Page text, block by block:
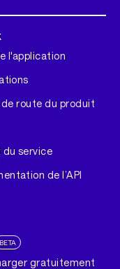
l'application
de route du produit
service
de l’API
BETA
gratuitement